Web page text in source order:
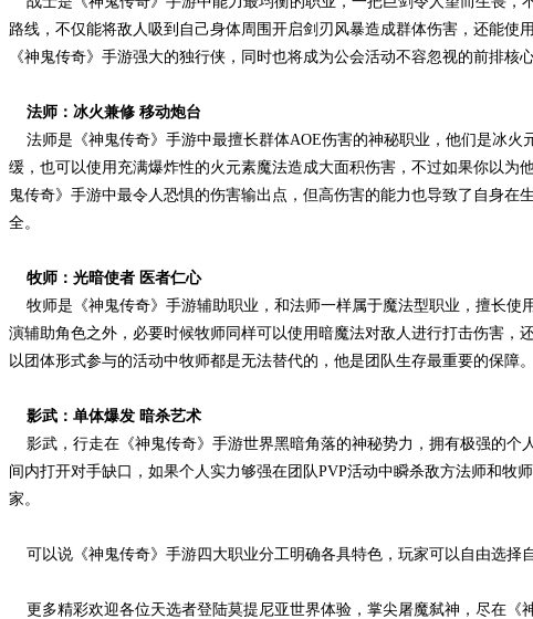
路线，不仅能将敌人吸到自己身体周围开启剑刃风暴造成群体伤害，还能
《神鬼传奇》手游强大的独行侠，同时也将成为公会活动不容忽视的前排核心
法师：冰火兼修 移动炮台
法师是《神鬼传奇》手游中最擅长群体AOE伤害的神秘职业，他们是冰火
缓，也可以使用充满爆炸性的火元素魔法造成大面积伤害，不过如果你以
鬼传奇》手游中最令人恐惧的伤害输出点，但高伤害的能力也导致了自身
全。
牧师：光暗使者 医者仁心
牧师是《神鬼传奇》手游辅助职业，和法师一样属于魔法型职业，擅长使
演辅助角色之外，必要时候牧师同样可以使用暗魔法对敌人进行打击伤害
以团体形式参与的活动中牧师都是无法替代的，他是团队生存最重要的保障。
影武：单体爆发 暗杀艺术
影武，行走在《神鬼传奇》手游世界黑暗角落的神秘势力，拥有极强的个
间内打开对手缺口，如果个人实力够强在团队PVP活动中瞬杀敌方法师和
家。
可以说《神鬼传奇》手游四大职业分工明确各具特色，玩家可以自由选择
更多精彩欢迎各位天选者登陆莫提尼亚世界体验，掌尖屠魔弑神，尽在《